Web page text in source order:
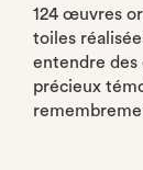
124 œuvres
toiles
entendre des
précieux